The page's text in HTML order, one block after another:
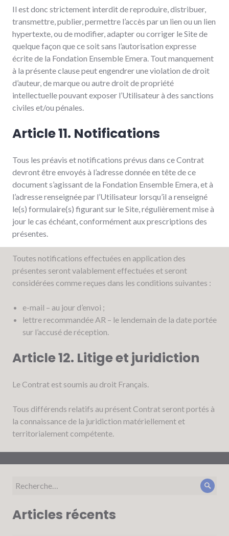
Il est donc strictement interdit de reproduire, distribuer,
transmettre, publier, permettre l’accès par un lien ou un lien
hypertexte, ou de modifier, adapter ou corriger le Site de
quelque façon que ce soit sans l’autorisation expresse
écrite de la Fondation Ensemble Emera. Tout manquement
à la présente clause peut engendrer une violation de droit
d’auteur, de marque ou autre droit de propriété
intellectuelle pouvant exposer l’Utilisateur à des sanctions
civiles et/ou pénales.
Article 11. Notifications
Tous les préavis et notifications prévus dans ce Contrat
devront être envoyés à l’adresse donnée en tête de ce
document s’agissant de la Fondation Ensemble Emera, et à
l’adresse renseignée par l’Utilisateur lorsqu’il a renseigné
le(s) formulaire(s) figurant sur le Site, régulièrement mise à
jour le cas échéant, conformément aux prescriptions des
présentes.
Toutes notifications effectuées en application des
présentes seront valablement effectuées et seront
considérées comme reçues dans les conditions suivantes :
e-mail – au jour d’envoi ;
lettre recommandée AR – le lendemain de la date portée
sur l’accusé de réception.
Article 12. Litige et juridiction
Le Contrat est soumis au droit Français.
Tous différends relatifs au présent Contrat seront portés à
la connaissance de la juridiction matériellement et
territorialement compétente.
Recherche
Articles récents